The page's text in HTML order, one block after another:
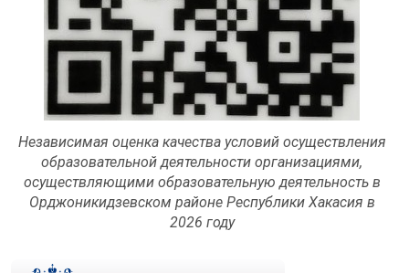
Независимая оценка качества условий осуществления
образовательной деятельности организациями,
осуществляющими образовательную деятельность в
Орджоникидзевском районе Республики Хакасия в
2026 году